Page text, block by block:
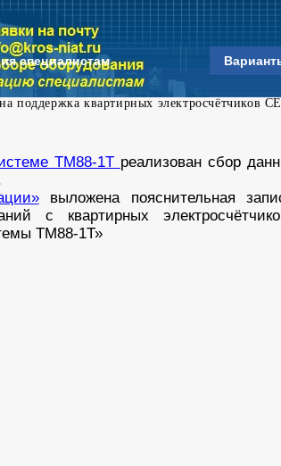
специалистам
квартирных электросчётчиков
ТМ88-1Т реализован сбор
выложена пояснительная
с квартирных
ТМ88-1Т»